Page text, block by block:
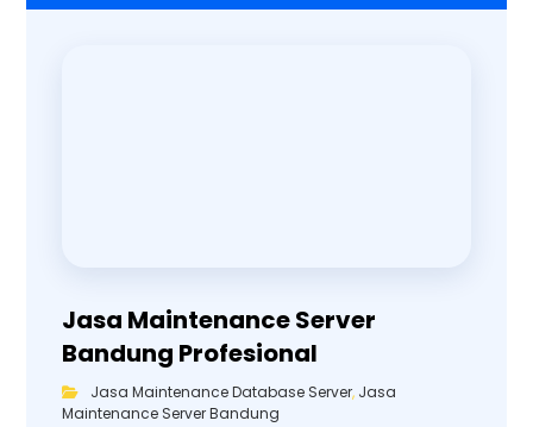
Jasa Maintenance Server
Bandung Profesional
Jasa Maintenance Database Server, Jasa
Maintenance Server Bandung